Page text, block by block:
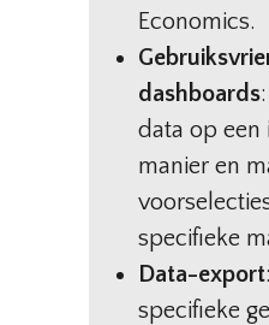
Economics.
dashboards
data op een
manier en
specifieke
Data-export
specifieke